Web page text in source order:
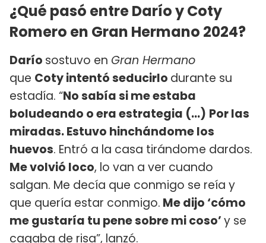
¿Qué pasó entre Darío y Coty
Romero en Gran Hermano 2024?
Darío sostuvo en Gran Hermano
que Coty intentó seducirlo durante su
estadía. “No sabía si me estaba
boludeando o era estrategia (...) Por las
miradas. Estuvo hinchándome los
huevos. Entró a la casa tirándome dardos.
Me volvió loco, lo van a ver cuando
salgan. Me decía que conmigo se reía y
que quería estar conmigo. Me dijo ‘cómo
me gustaría tu pene sobre mi coso’y se
cagaba de risa”, lanzó.